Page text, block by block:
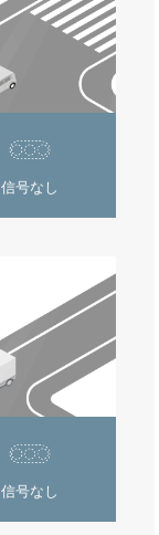
信号なし
信号なし